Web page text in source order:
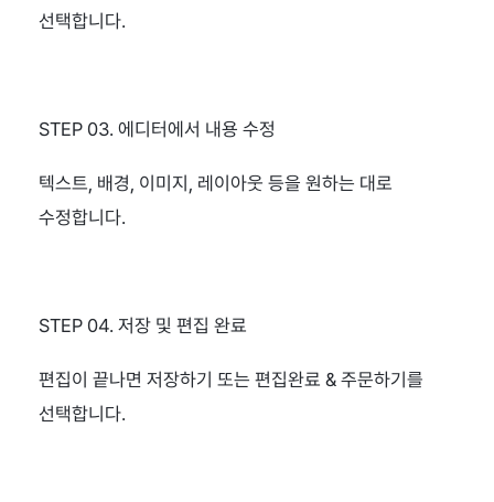
선택합니다.
STEP 03. 에디터에서 내용 수정
텍스트, 배경, 이미지, 레이아웃 등을 원하는 대로
수정합니다.
STEP 04. 저장 및 편집 완료
편집이 끝나면 저장하기 또는 편집완료 & 주문하기를
선택합니다.